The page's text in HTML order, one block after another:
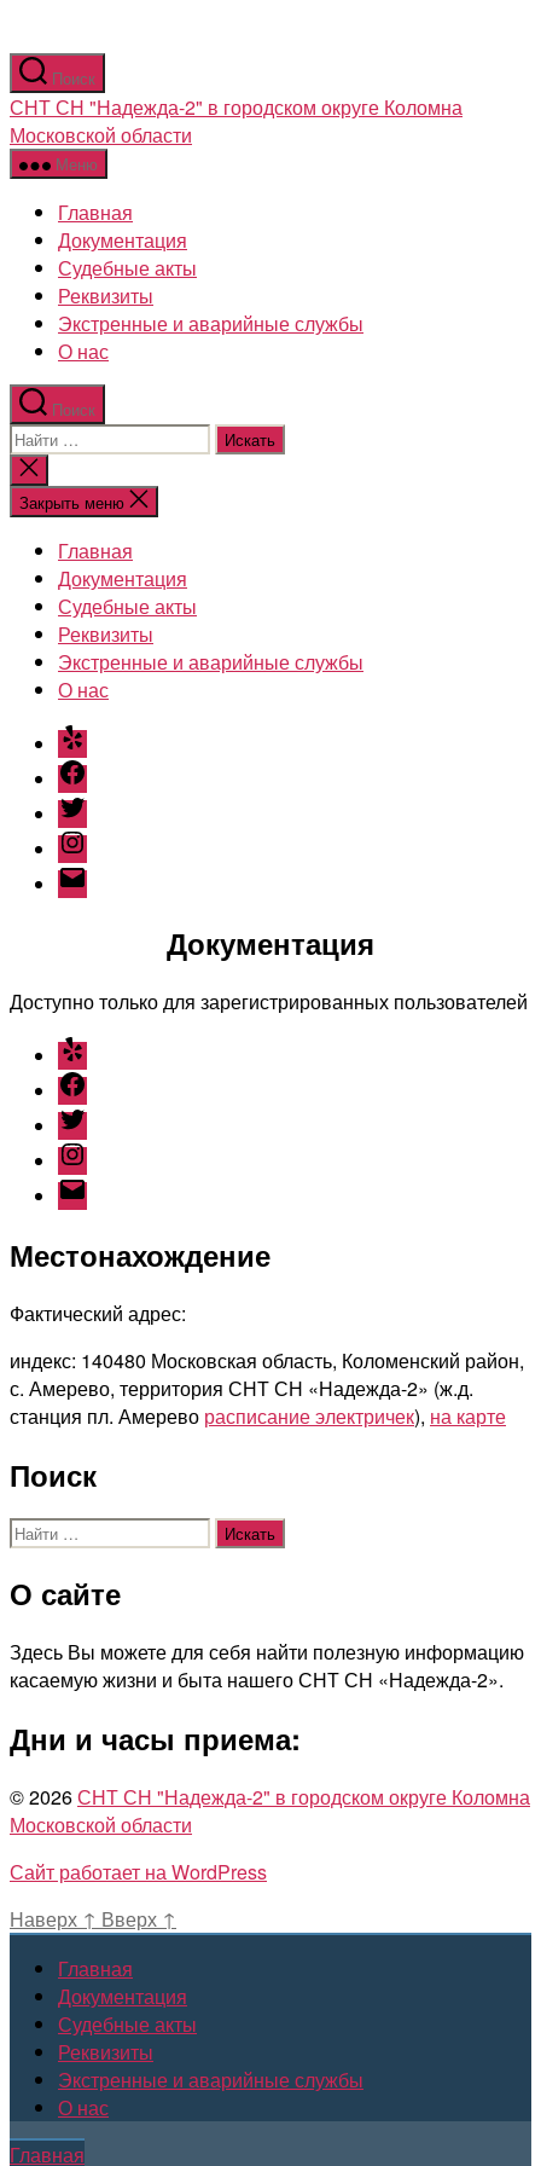
Перейти
к
содержимому
Поиск
СНТ СН "Надежда-2" в городском округе Коломна
Московской области
Меню
Главная
Документация
Судебные акты
Реквизиты
Экстренные и аварийные службы
О нас
Поиск
Поиск:
Закрыть
поиск
Закрыть меню
Главная
Документация
Судебные акты
Реквизиты
Экстренные и аварийные службы
О нас
Yelp
Facebook
Twitter
Instagram
Email
Документация
Доступно только для зарегистрированных пользователей
Yelp
Facebook
Twitter
Instagram
Email
Местонахождение
Фактический адрес:
индекс: 140480 Московская область, Коломенский район,
с. Амерево, территория СНТ СН «Надежда-2» (ж.д.
станция пл. Амерево расписание электричек), на карте
Поиск
Поиск:
О сайте
Здесь Вы можете для себя найти полезную информацию
касаемую жизни и быта нашего СНТ СН «Надежда-2».
Дни и часы приема:
© 2026СНТ СН "Надежда-2" в городском округе Коломна
Московской области
Сайт работает на WordPress
Наверх ↑ Вверх ↑
Главная
Документация
Судебные акты
Реквизиты
Экстренные и аварийные службы
О нас
Главная